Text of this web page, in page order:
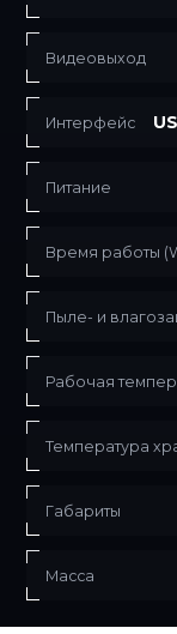
Видеовыход
Интерфейс
Питание
Время работы
Пыле- и
Рабочая
Температура
Габариты
Масса